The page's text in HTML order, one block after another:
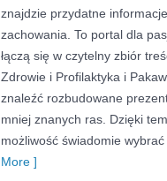
znajdzie przydatne
zachowania. To portal dla
łączą się w czytelny zbiór
Zdrowie i Profilaktyka i
znaleźć rozbudowane
mniej znanych ras. Dzięki
możliwość świadomie
More ]